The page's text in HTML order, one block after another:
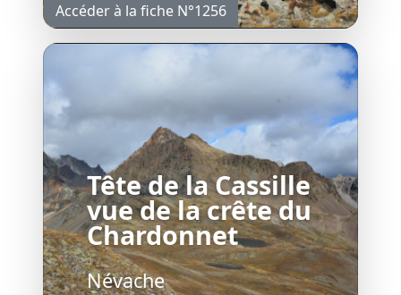
Accéder à la fiche N°1256
Tête de la Cassille
vue de la crête du
Chardonnet
Névache